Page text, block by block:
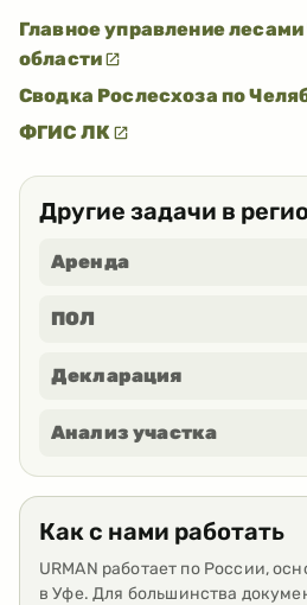
Главное управление
области
Сводка Рослесхоза по
ФГИС ЛК
Другие задачи в
Аренда
ПОЛ
Декларация
Анализ участка
Как с нами работать
URMAN работает по России,
в Уфе. Для большинства